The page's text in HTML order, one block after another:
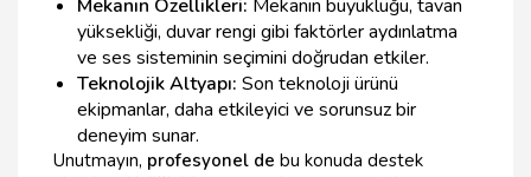
Mekanın Özellikleri: Mekanın büyüklüğü, tavan
yüksekliği, duvar rengi gibi faktörler aydınlatma
ve ses sisteminin seçimini doğrudan etkiler.
Teknolojik Altyapı: Son teknoloji ürünü
ekipmanlar, daha etkileyici ve sorunsuz bir
deneyim sunar.
Unutmayın, profesyonel de bu konuda destek